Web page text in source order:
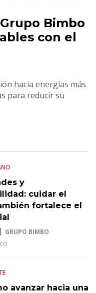
Bimbo
con el
hacia energías más
para reducir su
y
cuidar el
fortalece el
GRUPO BIMBO
avanzar hacia una